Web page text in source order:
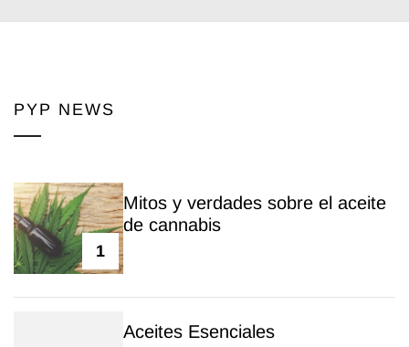
PYP NEWS
1
Mitos y verdades sobre el aceite
de cannabis
Aceites Esenciales